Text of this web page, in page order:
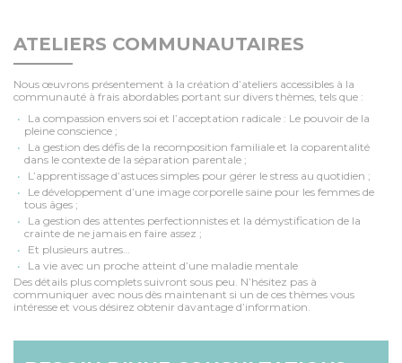
ATELIERS COMMUNAUTAIRES
Nous œuvrons présentement à la création d’ateliers accessibles à la
communauté à frais abordables portant sur divers thèmes, tels que :
La compassion envers soi et l’acceptation radicale : Le pouvoir de la
pleine conscience ;
La gestion des défis de la recomposition familiale et la coparentalité
dans le contexte de la séparation parentale ;
L’apprentissage d’astuces simples pour gérer le stress au quotidien ;
Le développement d’une image corporelle saine pour les femmes de
tous âges ;
La gestion des attentes perfectionnistes et la démystification de la
crainte de ne jamais en faire assez ;
Et plusieurs autres…
La vie avec un proche atteint d’une maladie mentale
Des détails plus complets suivront sous peu. N’hésitez pas à
communiquer avec nous dès maintenant si un de ces thèmes vous
intéresse et vous désirez obtenir davantage d’information.